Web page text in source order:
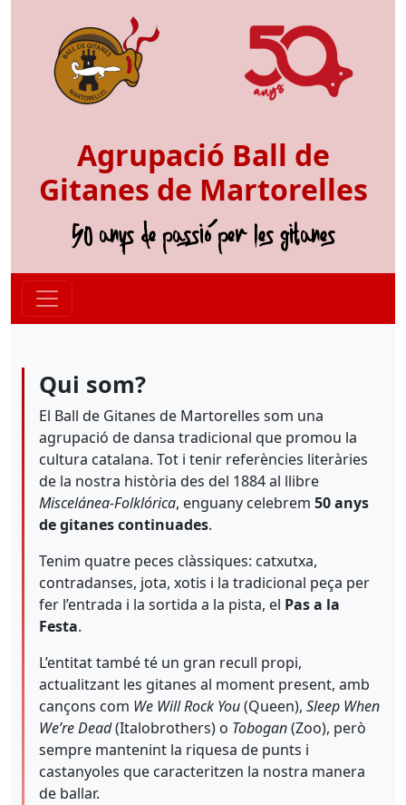
Agrupació Ball de
Gitanes de Martorelles
50 anys de passió per les gitanes
Qui som?
El Ball de Gitanes de Martorelles som una
agrupació de dansa tradicional que promou la
cultura catalana. Tot i tenir referències literàries
de la nostra història des del 1884 al llibre
Miscelánea-Folklórica, enguany celebrem 50 anys
de gitanes continuades.
Tenim quatre peces clàssiques: catxutxa,
contradanses, jota, xotis i la tradicional peça per
fer l’entrada i la sortida a la pista, el Pas a la
Festa.
L’entitat també té un gran recull propi,
actualitzant les gitanes al moment present, amb
cançons com We Will Rock You(Queen), Sleep When
We’re Dead(Italobrothers) o Tobogan(Zoo), però
sempre mantenint la riquesa de punts i
castanyoles que caracteritzen la nostra manera
de ballar.